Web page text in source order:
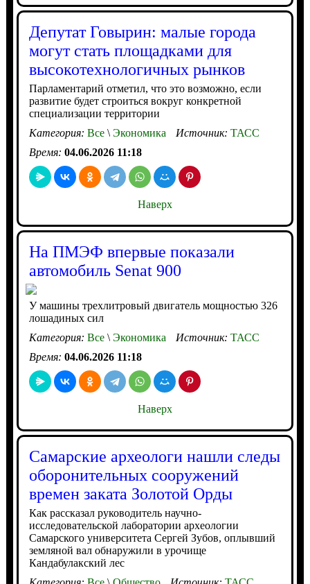
Депутат Говырин: малые города
могут стать площадками для
высокотехнологичных рынков
Парламентарий отметил, что это возможно, если
развитие будет строиться вокруг конкретной
специализации территории
Категория: Все\Экономика Источник: ТАСС
Время: 04.06.2026 11:18
Наверх
На ПМЭФ впервые показали
автомобиль Senat 900
У машины трехлитровый двигатель мощностью 326
лошадиных сил
Категория: Все\Экономика Источник: ТАСС
Время: 04.06.2026 11:18
Наверх
Самарские археологи нашли следы
оборонительных сооружений
времен заката Золотой Орды
Как рассказал руководитель научно-
исследовательской лаборатории археологии
Самарского университета Сергей Зубов, оплывший
земляной вал обнаружили в урочище
Кандабулакский лес